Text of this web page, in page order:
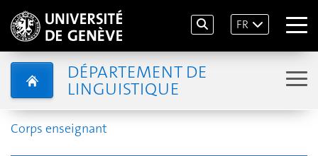
FR
DÉPARTEMENT DE
LINGUISTIQUE
Corps enseignant